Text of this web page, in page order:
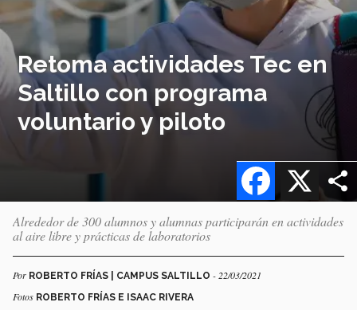
Retoma actividades Tec en
Saltillo con programa
voluntario y piloto
X
Facebook
Alrededor de 300 alumnos y alumnas participarán en actividades
al aire libre y prácticas de laboratorios
Por ROBERTO FRÍAS | CAMPUS SALTILLO - 22/03/2021
Fotos ROBERTO FRÍAS E ISAAC RIVERA